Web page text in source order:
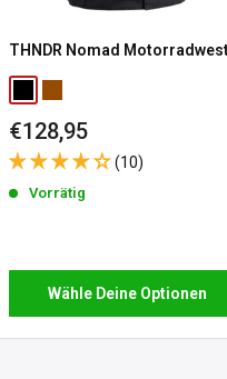
Ihre Bestellung erhalten
nicht für personalisierte
Details und
THNDR Nomad
Sonderpreis
€128,95
(10)
Vorrätig
Wähle Deine Optionen